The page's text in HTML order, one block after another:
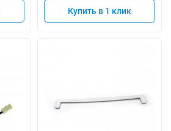
Купить в 1 клик